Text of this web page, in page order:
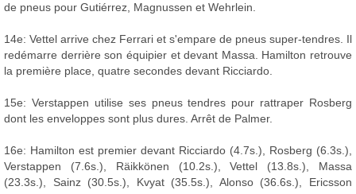
de pneus pour Gutiérrez, Magnussen et Wehrlein.
14e: Vettel arrive chez Ferrari et s'empare de pneus super-tendres. Il
redémarre derrière son équipier et devant Massa. Hamilton retrouve
la première place, quatre secondes devant Ricciardo.
15e: Verstappen utilise ses pneus tendres pour rattraper Rosberg
dont les enveloppes sont plus dures. Arrêt de Palmer.
16e: Hamilton est premier devant Ricciardo (4.7s.), Rosberg (6.3s.),
Verstappen (7.6s.), Räikkönen (10.2s.), Vettel (13.8s.), Massa
(23.3s.), Sainz (30.5s.), Kvyat (35.5s.), Alonso (36.6s.), Ericsson